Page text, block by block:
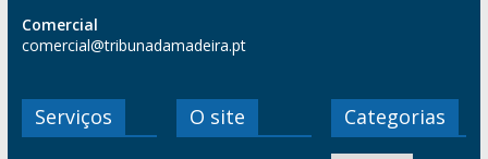
Comercial
comercial@tribunadamadeira.pt
Serviços O site Categorias